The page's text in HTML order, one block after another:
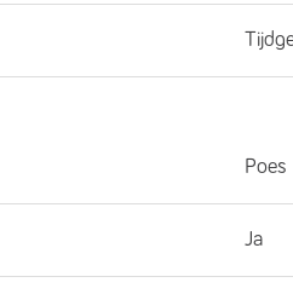
Poes
Ja